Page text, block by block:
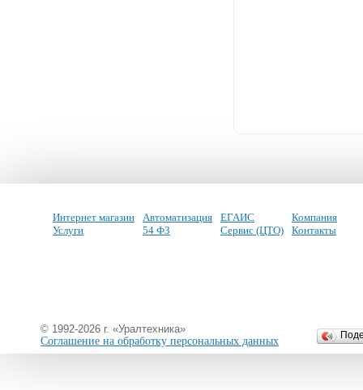
Интернет магазин
Услуги
Автоматизация
54 ФЗ
ЕГАИС
Сервис (ЦТО)
Компания
Контакты
© 1992-2026 г. «Уралтехника»
Соглашение на обработку персональных данных